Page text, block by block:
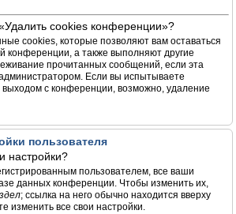
cookies конференции»?
cookies, которые позволяют вам оставаться
конференции, а также выполняют другие
прочитанных сообщений, если эта
Если вы испытываете
выходом с конференции, возможно, удаление
пользователя
настройки?
пользователем, все ваши
данных конференции. Чтобы изменить их,
; ссылка на него обычно находится вверху
изменить все свои настройки.